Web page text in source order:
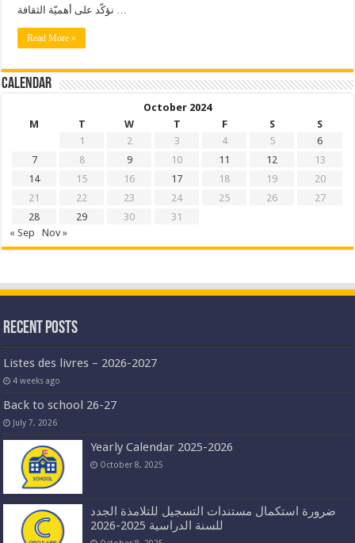
Read More »
Calendar
October 2024
M
T W T F S
S
1
2 3 4 5
6
7
8 9 10 11 12
13
14
15 16 17 18 19
20
21
22 23 24 25 26
27
28
29 30
31
« Sep
Nov »
Recent Posts
Listes des livres – 2026-2027
4 weeks ago
Back to school 26-27
July 7, 2026
Yearly Calendar 2025-2026
October 8, 2025
ضرورة استكمال مستندات التسجيل للتلامذة الجدد
للسنة الدراسية 2025-2026